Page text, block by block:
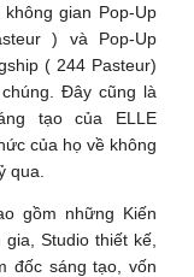
gian Pop-Up
) và Pop-Up
( 244 Pasteur)
Đây cũng là
tạo của ELLE
của họ về không
qua.
gồm những Kiến
Studio thiết kế,
đốc sáng tạo, vốn